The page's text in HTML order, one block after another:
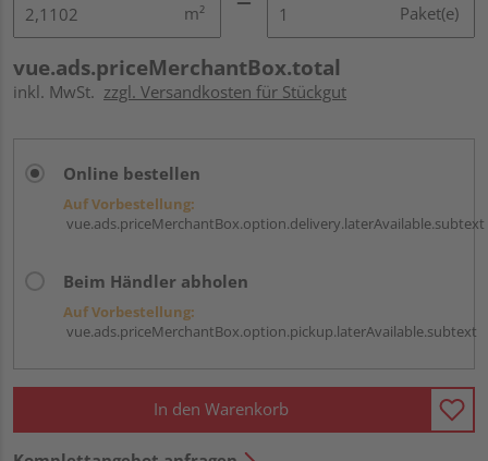
m² Paket(e)
vue.ads.priceMerchantBox.total
inkl. MwSt. zzgl. Versandkosten für Stückgut
Online bestellen
Auf Vorbestellung:
vue.ads.priceMerchantBox.option.delivery.laterAvailable.subtext
Beim Händler abholen
Auf Vorbestellung:
vue.ads.priceMerchantBox.option.pickup.laterAvailable.subtext
In den Warenkorb